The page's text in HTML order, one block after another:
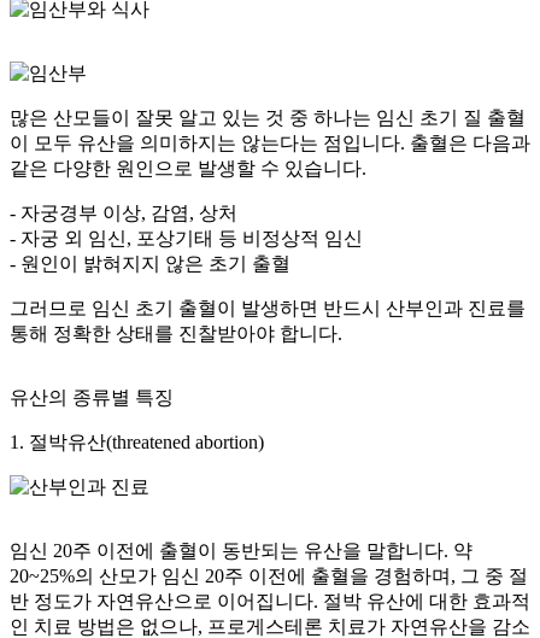
많은 산모들이 잘못 알고 있는 것 중 하나는 임신 초기 질 출혈
이 모두 유산을 의미하지는 않는다는 점입니다. 출혈은 다음과
같은 다양한 원인으로 발생할 수 있습니다.
- 자궁경부 이상, 감염, 상처
- 자궁 외 임신, 포상기태 등 비정상적 임신
- 원인이 밝혀지지 않은 초기 출혈
그러므로 임신 초기 출혈이 발생하면 반드시 산부인과 진료를
통해 정확한 상태를 진찰받아야 합니다.
유산의 종류별 특징
1. 절박유산(threatened abortion)
임신 20주 이전에 출혈이 동반되는 유산을 말합니다. 약
20~25%의 산모가 임신 20주 이전에 출혈을 경험하며, 그 중 절
반 정도가 자연유산으로 이어집니다. 절박 유산에 대한 효과적
인 치료 방법은 없으나, 프로게스테론 치료가 자연유산을 감소